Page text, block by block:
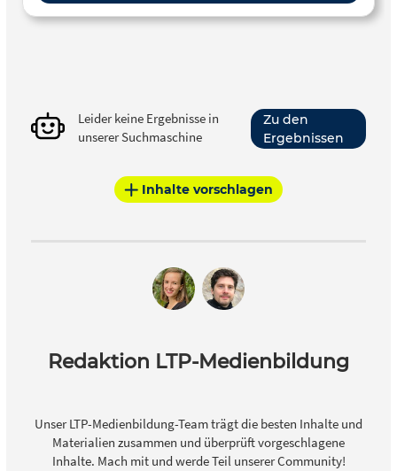
Leider keine Ergebnisse in
unserer Suchmaschine
Zu den
Ergebnissen
Inhalte vorschlagen
Redaktion LTP-Medienbildung
Unser LTP-Medienbildung-Team trägt die besten Inhalte und
Materialien zusammen und überprüft vorgeschlagene
Inhalte. Mach mit und werde Teil unserer Community!